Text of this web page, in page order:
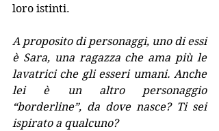
loro istinti.
A proposito di personaggi, uno di essi
è Sara, una ragazza che ama più le
lavatrici che gli esseri umani. Anche
lei è un altro personaggio
“borderline”, da dove nasce? Ti sei
ispirato a qualcuno?